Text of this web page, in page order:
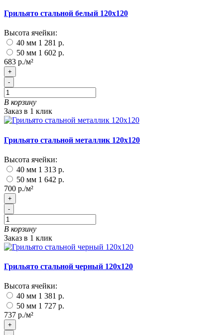
Грильято стальной белый 120х120
Высота ячейки:
40 мм 1 281 р.
50 мм 1 602 р.
683 р./м²
+
-
В корзину
Заказ в 1 клик
Грильято стальной металлик 120х120
Высота ячейки:
40 мм 1 313 р.
50 мм 1 642 р.
700 р./м²
+
-
В корзину
Заказ в 1 клик
Грильято стальной черный 120х120
Высота ячейки:
40 мм 1 381 р.
50 мм 1 727 р.
737 р./м²
+